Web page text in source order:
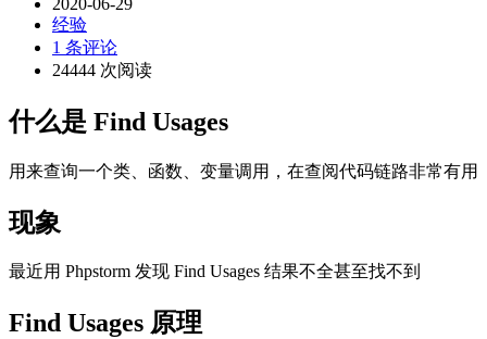
经验
1 条评论
24444 次阅读
什么是 Find Usages
用来查询一个类、函数、变量调用，在查阅代码链路非常有用
现象
最近用 Phpstorm 发现 Find Usages 结果不全甚至找不到
Find Usages 原理